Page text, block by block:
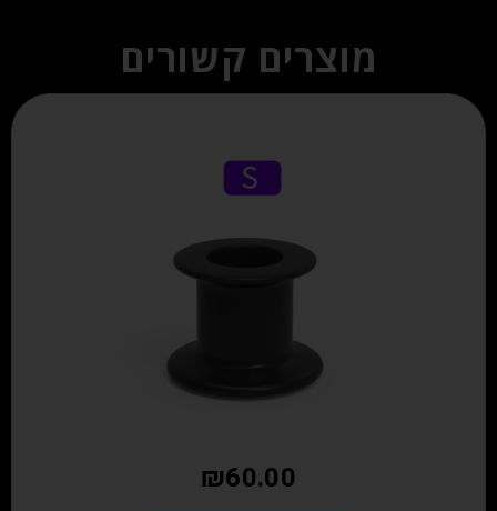
מוצרים קשורים
₪60.00